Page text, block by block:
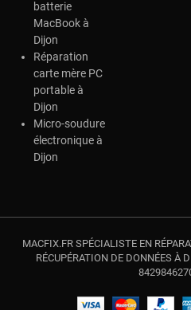
batterie
MacBook à
Dijon
Réparation
carte mère PC
portable à
Dijon
Micro-soudure
électronique à
Dijon
MACFIX.FR SPÉCIALISTE EN
RÉCUPÉRATION DE DONNÉES À